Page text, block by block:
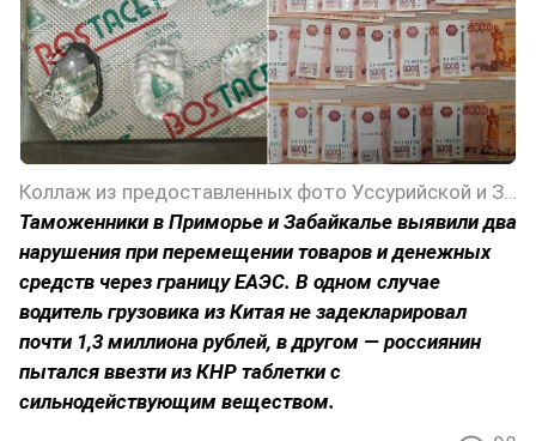
Таможенники в Приморье и Забайкалье выявили два
нарушения при перемещении товаров и денежных
средств через границу ЕАЭС. В одном случае
водитель грузовика из Китая не задекларировал
почти 1,3 миллиона рублей, в другом — россиянин
пытался ввезти из КНР таблетки с
сильнодействующим веществом.